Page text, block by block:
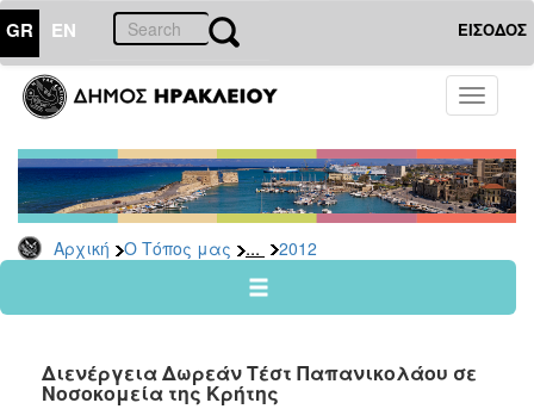
GR EN ΕΙΣΟΔΟΣ
Toggle
Αρχική Ο Τόπος μας ... 2012
ΤΟΠΟΣ
ΜΑΣ
Ανακοινώσεις
Αρχείο
2026
2024
2022
Διενέργεια Δωρεάν Τέστ Παπανικολάου σε
Νοσοκομεία της Κρήτης